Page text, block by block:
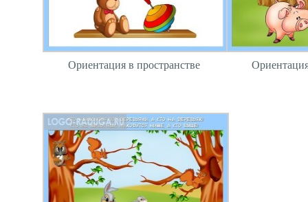
Ориентация в пространстве